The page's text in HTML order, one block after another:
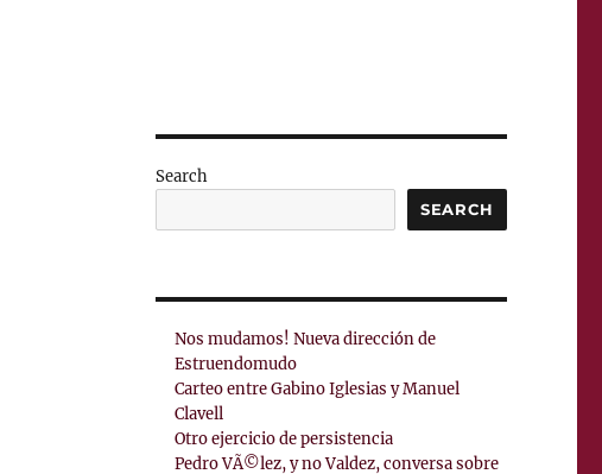
Search
SEARCH
Nos mudamos! Nueva dirección de
Estruendomudo
Carteo entre Gabino Iglesias y Manuel
Clavell
Otro ejercicio de persistencia
Pedro VÃ©lez, y no Valdez, conversa sobre